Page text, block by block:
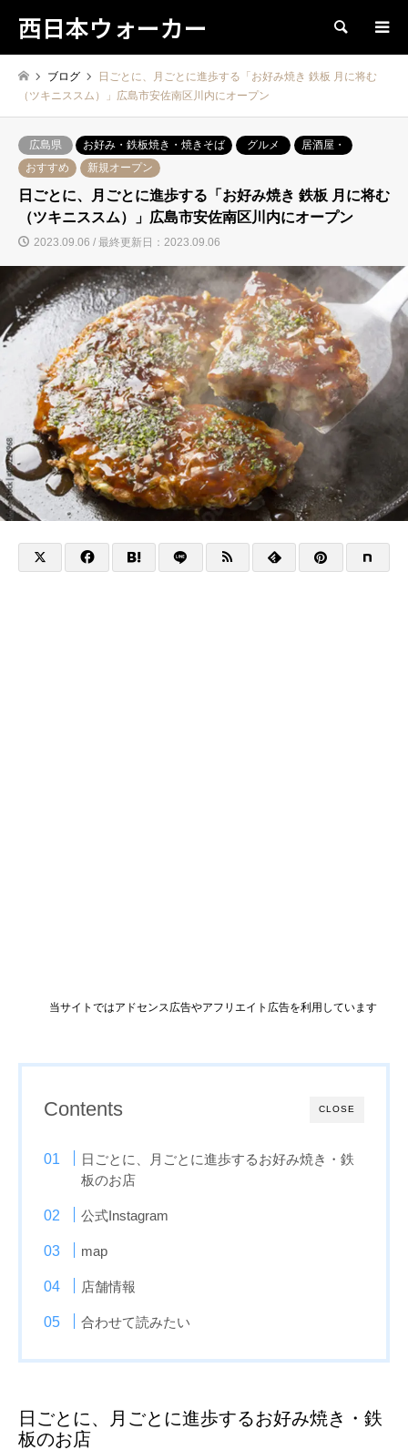
西日本ウォーカー 検索
ブログ
日ごとに、月ごとに進歩する「お好み焼き 鉄板 月に将む
（ツキニススム）」広島市安佐南区川内にオープン
広島県 お好み・鉄板焼き・焼きそば グルメ
居酒屋・
おすすめ
新規オープン
日ごとに、月ごとに進歩する「お好み焼き 鉄板 月に将む
（ツキニススム）」広島市安佐南区川内にオープン
2023.09.06 / 最終更新日：2023.09.06
当サイトではアドセンス広告やアフリエイト広告を利用しています
CLOSE
Contents
日ごとに、月ごとに進歩するお好み焼き・鉄
板のお店
公式Instagram
map
店舗情報
合わせて読みたい
日ごとに、月ごとに進歩するお好み焼き・鉄
板のお店